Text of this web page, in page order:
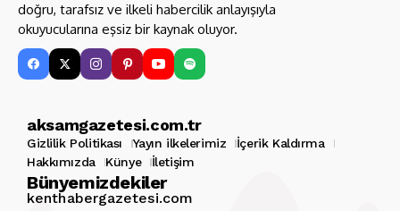
doğru, tarafsız ve ilkeli habercilik anlayışıyla
okuyucularına eşsiz bir kaynak oluyor.
aksamgazetesi.com.tr
Gizlilik Politikası Yayın ilkelerimiz
İçerik Kaldırma
Hakkımızda
Künye İletişim
Bünyemizdekiler
kenthabergazetesi.com